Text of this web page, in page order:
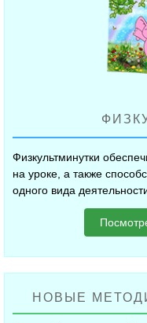
Физкультминутки
на уроке, а также
одного вида
НОВЫЕ